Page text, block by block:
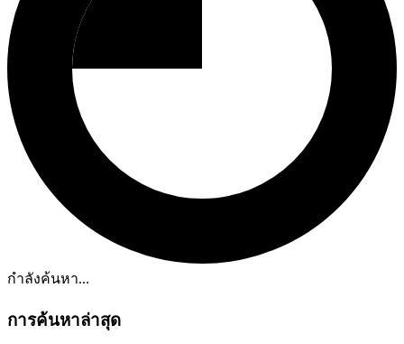
กำลังค้นหา...
การค้นหาล่าสุด